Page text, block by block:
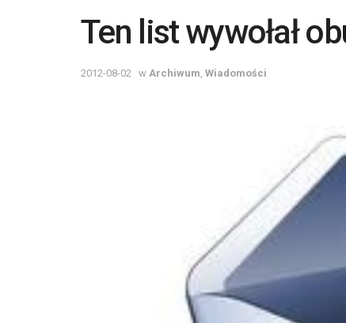
Ten list wywołał
2012-08-02 w Archiwum Wiadomości